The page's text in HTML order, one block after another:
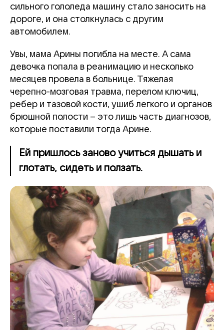
сильного гололеда машину стало заносить на
дороге, и она столкнулась с другим
автомобилем.
Увы, мама Арины погибла на месте. А сама
девочка попала в реанимацию и несколько
месяцев провела в больнице. Тяжелая
черепно-мозговая травма, перелом ключиц,
ребер и тазовой кости, ушиб легкого и органов
брюшной полости – это лишь часть диагнозов,
которые поставили тогда Арине.
Ей пришлось заново учиться дышать и
глотать, сидеть и ползать.